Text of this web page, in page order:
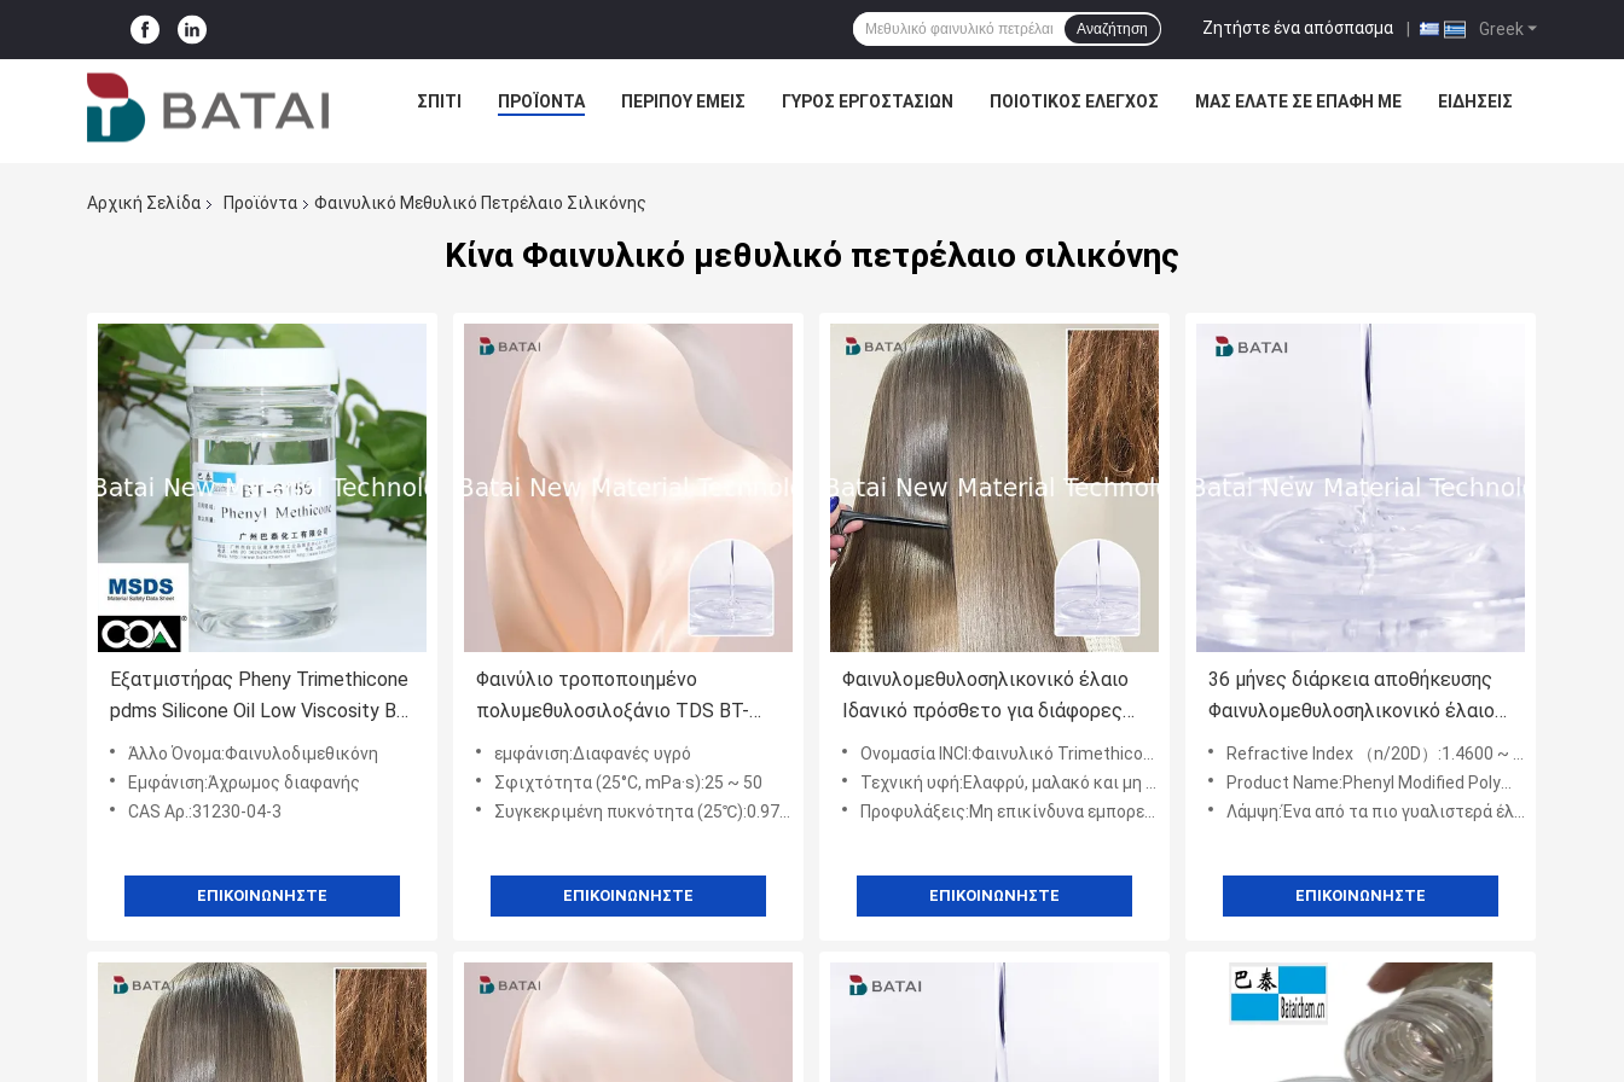
Greek
Ζητήστε ένα απόσπασμα |
Αναζήτηση
ΣΠΊΤΙ ΠΡΟΪΌΝΤΑ ΠΕΡΊΠΟΥ ΕΜΕΊΣ ΓΎΡΟΣ ΕΡΓΟΣΤΑΣΊΩΝ ΠΟΙΟΤΙΚΌΣ ΈΛΕΓΧΟΣ ΜΑΣ ΕΛΆΤΕ ΣΕ ΕΠΑΦΉ ΜΕ ΕΙΔΉΣΕΙΣ
Αρχική Σελίδα Προϊόντα Φαινυλικό Μεθυλικό Πετρέλαιο Σιλικόνης
Κίνα Φαινυλικό μεθυλικό πετρέλαιο σιλικόνης
Εξατμιστήρας Pheny Trimethicone
pdms Silicone Oil Low Viscosity BT-
6156
Άλλο Όνομα:Φαινυλοδιμεθικόνη
Εμφάνιση:Άχρωμος διαφανής
CAS Αρ.:31230-04-3
ΕΠΙΚΟΙΝΩΝΉΣΤΕ
Φαινύλιο τροποποιημένο
πολυμεθυλοσιλοξάνιο TDS BT-
6556 Μεθυλοσιλικονικό έλαιο /
Φαινυλομεθυλοσιλικονικό έλαιο
εμφάνιση:Διαφανές υγρό
Σφιχτότητα (25°C, mPa·s):25 ~ 50
Συγκεκριμένη πυκνότητα (25℃):0.97 ~ 1.05
ΕΠΙΚΟΙΝΩΝΉΣΤΕ
Φαινυλομεθυλοσηλικονικό έλαιο
Ιδανικό πρόσθετο για διάφορες
καλλυντικές παρασκευές
Αποφύγετε την υγρασία και
βελτιώστε τις επιδόσεις
Ονομασία INCI:Φαινυλικό Trimethicone
Τεχνική υφή:Ελαφρύ, μαλακό και μη λιπαρό
Προφυλάξεις:Μη επικίνδυνα εμπορεύματα, αποφύγετε την υγρασία και την ανάμειξη των προσμείξεων
ΕΠΙΚΟΙΝΩΝΉΣΤΕ
36 μήνες διάρκεια αποθήκευσης
Φαινυλομεθυλοσηλικονικό έλαιο
για προσωπική φροντίδα και
καλλυντικά Αποφύγετε την
υγρασία
Refractive Index （n/20D）:1.4600 ~ 1.4800
Product Name:Phenyl Modified Polymethylsiloxane (TDS BT-6556) Excellent Compatibility with Cosmetic Oils Daily Chemicals Product
Λάμψη:Ένα από τα πιο γυαλιστερά έλαια σιλικόνης
ΕΠΙΚΟΙΝΩΝΉΣΤΕ